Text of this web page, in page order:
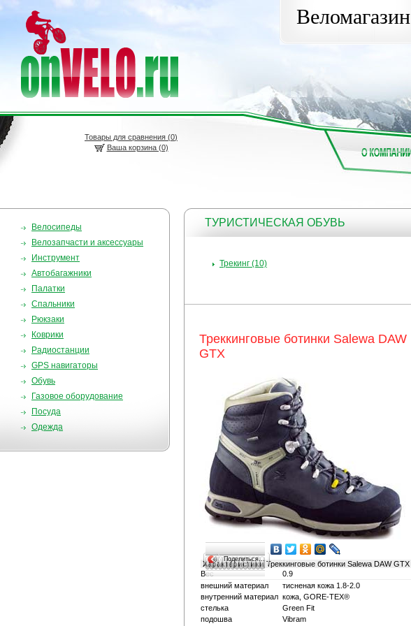
Веломагазин
Товары для сравнения (0)
Ваша корзина (0)
Велосипеды
Велозапчасти и аксессуары
Инструмент
Автобагажники
Палатки
Спальники
Рюкзаки
Коврики
Радиостанции
GPS навигаторы
Обувь
Газовое оборудование
Посуда
Одежда
ТУРИСТИЧЕСКАЯ ОБУВЬ
Трекинг (10)
Треккинговые ботинки Salewa DAW
GTX
Поделиться…
ХарактеристикиТреккинговые ботинки Salewa DAW GTX
Вес
0.9
внешний материал
тисненая кожа 1.8-2.0
внутренний материал кожа, GORE-TEX®
стелька
Green Fit
подошва
Vibram